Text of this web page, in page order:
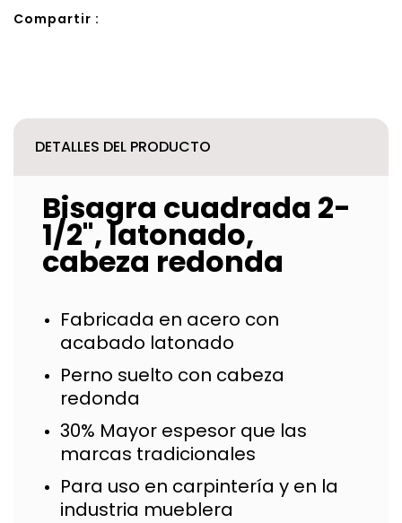
Compartir :
DETALLES DEL PRODUCTO
Bisagra cuadrada 2-
1/2", latonado,
cabeza redonda
Fabricada en acero con
acabado latonado
Perno suelto con cabeza
redonda
30% Mayor espesor que las
marcas tradicionales
Para uso en carpintería y en la
industria mueblera